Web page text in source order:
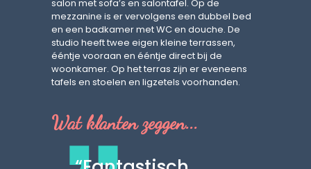
salon met sofa’s en salontafel. Op de
mezzanine is er vervolgens een dubbel bed
en een badkamer met WC en douche. De
studio heeft twee eigen kleine terrassen,
ééntje vooraan en ééntje direct bij de
woonkamer. Op het terras zijn er eveneens
tafels en stoelen en ligzetels voorhanden.
Wat klanten zeggen...